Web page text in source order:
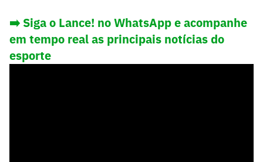
➡️ Siga o Lance! no WhatsApp e acompanhe
em tempo real as principais notícias do
esporte